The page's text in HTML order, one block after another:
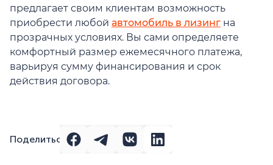
предлагает своим клиентам возможность
приобрести любой автомобиль в лизинг на
прозрачных условиях. Вы сами определяете
комфортный размер ежемесячного платежа,
варьируя сумму финансирования и срок
действия договора.
Поделиться